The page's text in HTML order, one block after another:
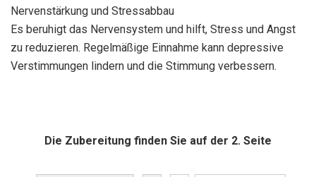
Nervenstärkung und Stressabbau
Es beruhigt das Nervensystem und hilft, Stress und Angst
zu reduzieren. Regelmäßige Einnahme kann depressive
Verstimmungen lindern und die Stimmung verbessern.
Die Zubereitung finden Sie auf der 2. Seite